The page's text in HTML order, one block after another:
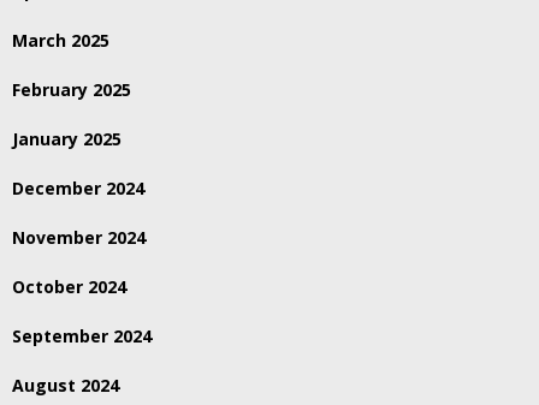
March 2025
February 2025
January 2025
December 2024
November 2024
October 2024
September 2024
August 2024